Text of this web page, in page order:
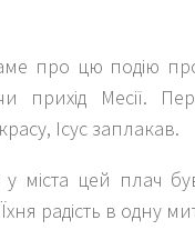
про цю подію
прихід Месії.
Ісус заплакав.
у міста цей плач
радість в одну